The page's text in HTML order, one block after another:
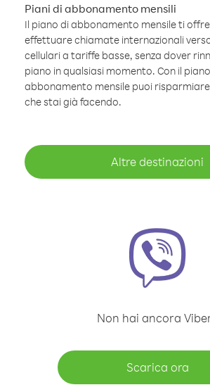
Piani di abbonamento mensili
Il piano di abbonamento mensile ti
effettuare chiamate internazionali
cellulari a tariffe basse, senza dover
piano in qualsiasi momento. Con il
abbonamento mensile puoi
che stai già facendo.
Altre destinazioni
Non hai ancora
Scarica ora